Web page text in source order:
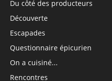
Du côté des producteurs
Découverte
Escapades
Questionnaire épicurien
On a cuisiné...
Rencontres